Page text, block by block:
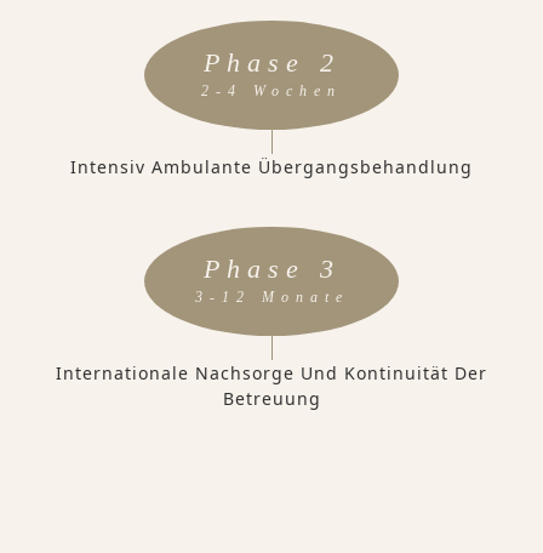
Phase 2
2-4 Wochen
Intensiv Ambulante Übergangsbehandlung
Phase 3
3-12 Monate
Internationale Nachsorge Und Kontinuität Der
Betreuung